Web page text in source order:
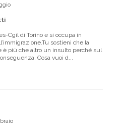
Cgil di Torino e si occupa in
sostieni che la
è più che altro un insulto perché sul
Cosa vuoi d...